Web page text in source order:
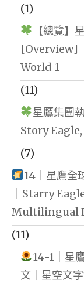
(1)
【總覽】
[Overview]
World 1
(11)
星鷹集團
Story
(7)
14｜星鷹全
｜Starry
Multilingual
(11)
14-1｜星
文｜星空文